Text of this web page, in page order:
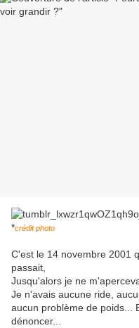
*crédit photo
C'est le 14 novembre 2001
passait,
Jusqu'alors je ne
Je n'avais aucune ride,
aucun problème de poids...
dénoncer...